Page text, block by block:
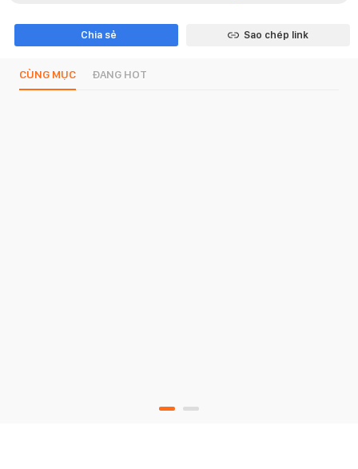
Chia sẻ Sao chép link
CÙNG MỤC ĐANG HOT